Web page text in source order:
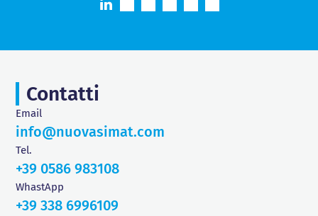
Contatti
Email
info@nuovasimat.com
Tel.
+39 0586 983108
WhastApp
+39 338 6996109